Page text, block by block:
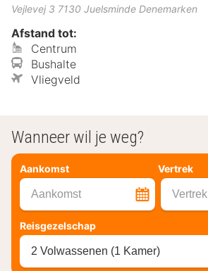
Vejlevej 3 7130 Juelsminde Denemarken
Afstand tot:
Centrum
Bushalte
Vliegveld
Wanneer wil je weg?
Aankomst Vertrek
Aankomst Vertrek
Reisgezelschap
2 Volwassenen (1 Kamer)